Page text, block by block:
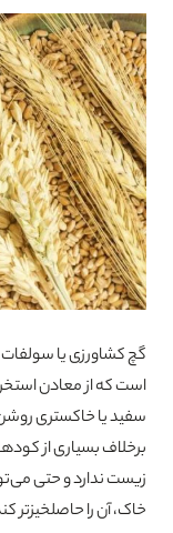
است که از معادن
سفید یا خاکستری
برخلاف بسیاری از
زیست ندارد و حتی
خاک، آن را حاصلخیزتر